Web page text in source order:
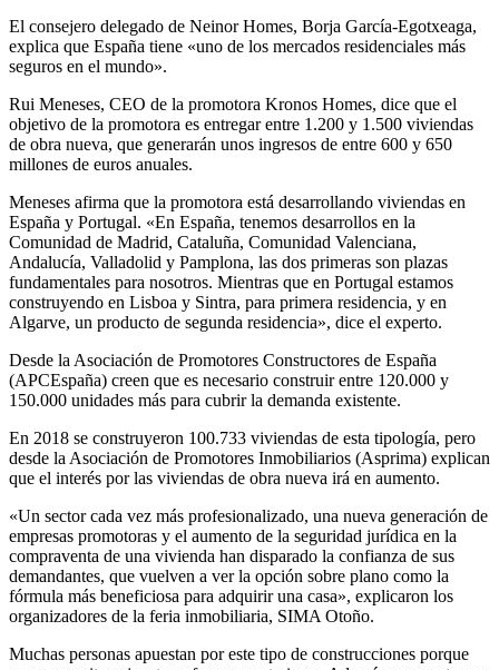
El consejero delegado de Neinor Homes, Borja García-Egotxeaga,
explica que España tiene «uno de los mercados residenciales más
seguros en el mundo».
Rui Meneses, CEO de la promotora Kronos Homes, dice que el
objetivo de la promotora es entregar entre 1.200 y 1.500 viviendas
de obra nueva, que generarán unos ingresos de entre 600 y 650
millones de euros anuales.
Meneses afirma que la promotora está desarrollando viviendas en
España y Portugal. «En España, tenemos desarrollos en la
Comunidad de Madrid, Cataluña, Comunidad Valenciana,
Andalucía, Valladolid y Pamplona, las dos primeras son plazas
fundamentales para nosotros. Mientras que en Portugal estamos
construyendo en Lisboa y Sintra, para primera residencia, y en
Algarve, un producto de segunda residencia», dice el experto.
Desde la Asociación de Promotores Constructores de España
(APCEspaña) creen que es necesario construir entre 120.000 y
150.000 unidades más para cubrir la demanda existente.
En 2018 se construyeron 100.733 viviendas de esta tipología, pero
desde la Asociación de Promotores Inmobiliarios (Asprima) explican
que el interés por las viviendas de obra nueva irá en aumento.
«Un sector cada vez más profesionalizado, una nueva generación de
empresas promotoras y el aumento de la seguridad jurídica en la
compraventa de una vivienda han disparado la confianza de sus
demandantes, que vuelven a ver la opción sobre plano como la
fórmula más beneficiosa para adquirir una casa», explicaron los
organizadores de la feria inmobiliaria, SIMA Otoño.
Muchas personas apuestan por este tipo de construcciones porque